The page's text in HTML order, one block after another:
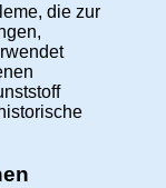
die zur